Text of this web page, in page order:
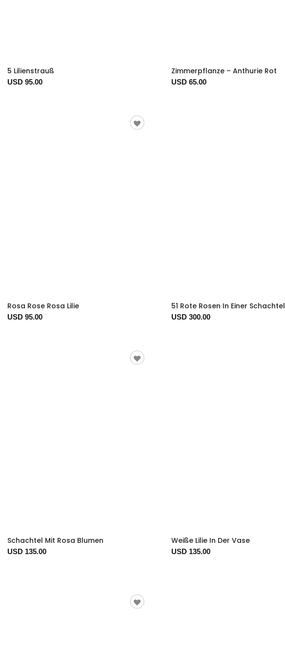
5 Lilienstrauß
USD 95.00
Zimmerpflanze – Anthurie Rot
USD 65.00
Rosa Rose Rosa Lilie
USD 95.00
51 Rote Rosen In Einer Schachtel
USD 300.00
Schachtel Mit Rosa Blumen
USD 135.00
Weiße Lilie In Der Vase
USD 135.00